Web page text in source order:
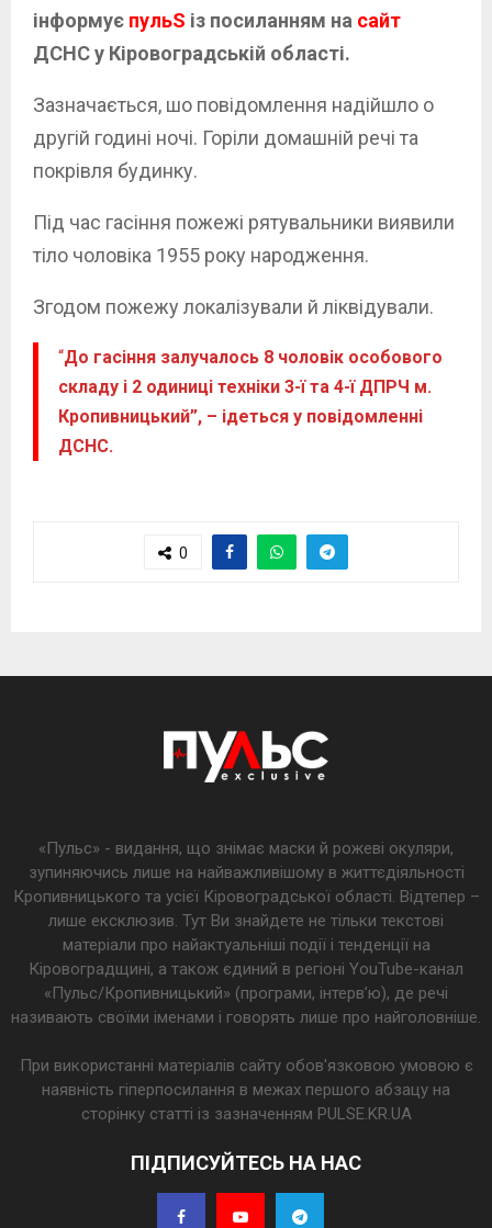
інформує пульS із посиланням на сайт
ДСНС у Кіровоградській області.
Зазначається, шо повідомлення надійшло о
другій годині ночі. Горіли домашній речі та
покрівля будинку.
Під час гасіння пожежі рятувальники виявили
тіло чоловіка 1955 року народження.
Згодом пожежу локалізували й ліквідували.
“До гасіння залучалось 8 чоловік особового
складу і 2 одиниці техніки 3-ї та 4-ї ДПРЧ м.
Кропивницький”, – ідеться у повідомленні
ДСНС.
0
«Пульс» - видання, що знімає маски й рожеві окуляри,
зупиняючись лише на найважливішому в життєдіяльності
Кропивницького та усієї Кіровоградської області. Відтепер –
лише ексклюзив. Тут Ви знайдете не тільки текстові
матеріали про найактуальніші події і тенденції на
Кіровоградщині, а також єдиний в регіоні YouTube-канал
«Пульс/Кропивницький» (програми, інтерв’ю), де речі
називають своїми іменами і говорять лише про найголовніше.
При використанні матеріалів сайту обов'язковою умовою є
наявність гіперпосилання в межах першого абзацу на
сторінку статті із зазначенням PULSE.KR.UA
ПІДПИСУЙТЕСЬ НА НАС